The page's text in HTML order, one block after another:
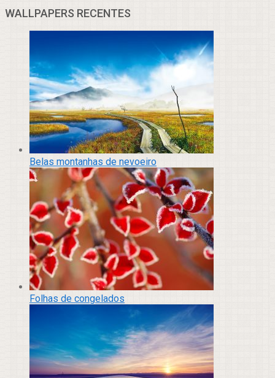
WALLPAPERS RECENTES
Belas montanhas de nevoeiro
Folhas de congelados